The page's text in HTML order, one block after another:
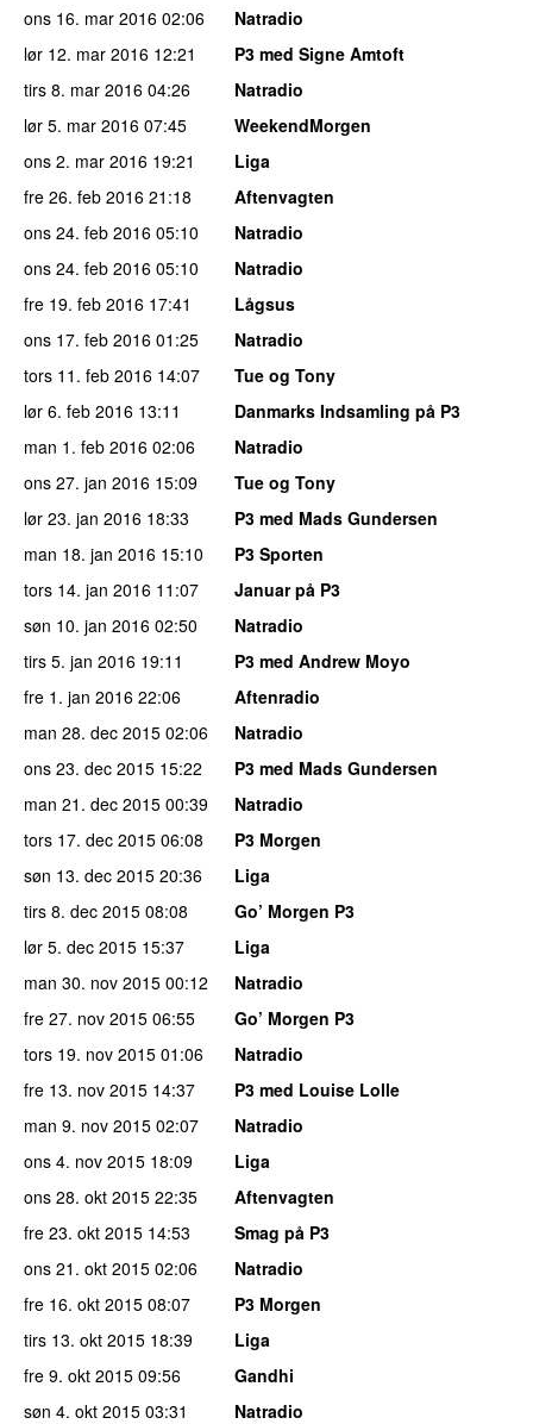
ons 16. mar 2016 02:06
Natradio
lør 12. mar 2016 12:21
P3 med Signe Amtoft
tirs 8. mar 2016 04:26
Natradio
lør 5. mar 2016 07:45
WeekendMorgen
ons 2. mar 2016 19:21
Liga
fre 26. feb 2016 21:18
Aftenvagten
ons 24. feb 2016 05:10
Natradio
ons 24. feb 2016 05:10
Natradio
fre 19. feb 2016 17:41
Lågsus
ons 17. feb 2016 01:25
Natradio
tors 11. feb 2016 14:07
Tue og Tony
lør 6. feb 2016 13:11
Danmarks Indsamling på P3
man 1. feb 2016 02:06
Natradio
ons 27. jan 2016 15:09
Tue og Tony
lør 23. jan 2016 18:33
P3 med Mads Gundersen
man 18. jan 2016 15:10
P3 Sporten
tors 14. jan 2016 11:07
Januar på P3
søn 10. jan 2016 02:50
Natradio
tirs 5. jan 2016 19:11
P3 med Andrew Moyo
fre 1. jan 2016 22:06
Aftenradio
man 28. dec 2015 02:06
Natradio
ons 23. dec 2015 15:22
P3 med Mads Gundersen
man 21. dec 2015 00:39
Natradio
tors 17. dec 2015 06:08
P3 Morgen
søn 13. dec 2015 20:36
Liga
tirs 8. dec 2015 08:08
Go’ Morgen P3
lør 5. dec 2015 15:37
Liga
man 30. nov 2015 00:12
Natradio
fre 27. nov 2015 06:55
Go’ Morgen P3
tors 19. nov 2015 01:06
Natradio
fre 13. nov 2015 14:37
P3 med Louise Lolle
man 9. nov 2015 02:07
Natradio
ons 4. nov 2015 18:09
Liga
ons 28. okt 2015 22:35
Aftenvagten
fre 23. okt 2015 14:53
Smag på P3
ons 21. okt 2015 02:06
Natradio
fre 16. okt 2015 08:07
P3 Morgen
tirs 13. okt 2015 18:39
Liga
fre 9. okt 2015 09:56
Gandhi
søn 4. okt 2015 03:31
Natradio